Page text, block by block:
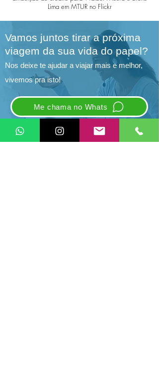
Lima em MTUR no Flickr
Vamos juntos tirar a próxima
viagem da sua vida do papel?
Nos deixe te ajudar a viajar mais e melhor,
vivemos pra isto!
Me chama no Whats